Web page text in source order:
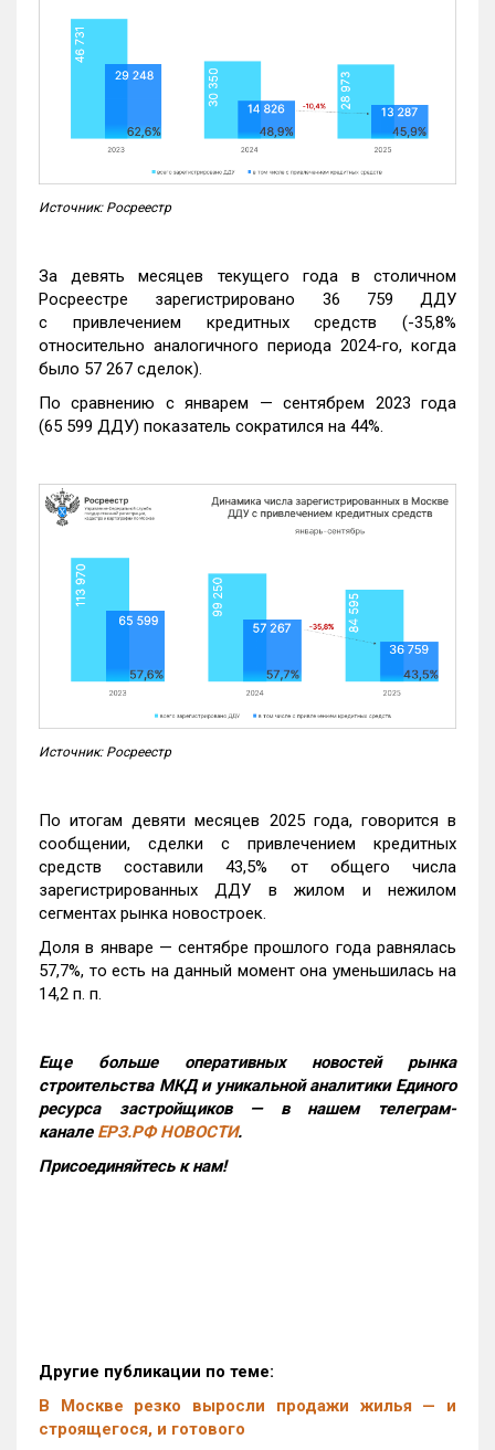
Источник: Росреестр
За девять месяцев текущего года в столичном
Росреестре зарегистрировано 36 759 ДДУ
с привлечением кредитных средств (-35,8%
относительно аналогичного периода 2024-го, когда
было 57 267 сделок).
По сравнению с январем — сентябрем 2023 года
(65 599 ДДУ) показатель сократился на 44%.
Источник: Росреестр
По итогам девяти месяцев 2025 года, говорится в
сообщении, сделки с привлечением кредитных
средств составили 43,5% от общего числа
зарегистрированных ДДУ в жилом и нежилом
сегментах рынка новостроек.
Доля в январе — сентябре прошлого года равнялась
57,7%, то есть на данный момент она уменьшилась на
14,2 п. п.
Еще больше оперативных новостей рынка
строительства МКД и уникальной аналитики Единого
ресурса застройщиков — в нашем телеграм-
канале ЕРЗ.РФ НОВОСТИ.
Присоединяйтесь к нам!
Другие публикации по теме:
В Москве резко выросли продажи жилья — и
строящегося, и готового